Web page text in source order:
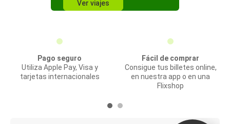
Ver viajes
Pago seguro
Utiliza Apple Pay, Visa y
tarjetas internacionales
Fácil de comprar
Consigue tus billetes online,
en nuestra app o en una
Flixshop